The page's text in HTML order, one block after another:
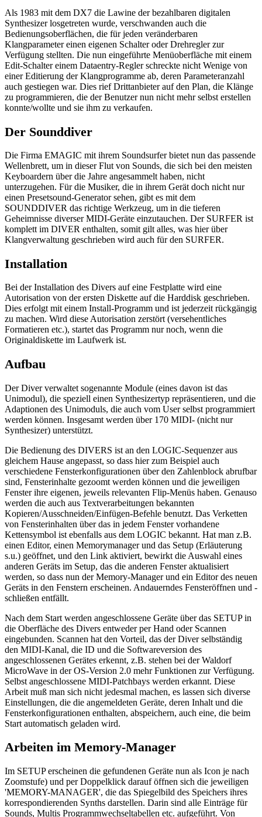
Als 1983 mit dem DX7 die Lawine der bezahlbaren digitalen
Synthesizer losgetreten wurde, verschwanden auch die
Bedienungsoberflächen, die für jeden veränderbaren
Klangparameter einen eigenen Schalter oder Drehregler zur
Verfügung stellten. Die nun eingeführte Menüoberfläche mit einem
Edit-Schalter einem Dataentry-Regler schreckte nicht Wenige von
einer Editierung der Klangprogramme ab, deren Parameteranzahl
auch gestiegen war. Dies rief Drittanbieter auf den Plan, die Klänge
zu programmieren, die der Benutzer nun nicht mehr selbst erstellen
konnte/wollte und sie ihm zu verkaufen.
Der Sounddiver
Die Firma EMAGIC mit ihrem Soundsurfer bietet nun das passende
Wellenbrett, um in dieser Flut von Sounds, die sich bei den meisten
Keyboardern über die Jahre angesammelt haben, nicht
unterzugehen. Für die Musiker, die in ihrem Gerät doch nicht nur
einen Presetsound-Generator sehen, gibt es mit dem
SOUNDDIVER das richtige Werkzeug, um in die tieferen
Geheimnisse diverser MIDI-Geräte einzutauchen. Der SURFER ist
komplett im DIVER enthalten, somit gilt alles, was hier über
Klangverwaltung geschrieben wird auch für den SURFER.
Installation
Bei der Installation des Divers auf eine Festplatte wird eine
Autorisation von der ersten Diskette auf die Harddisk geschrieben.
Dies erfolgt mit einem Install-Programm und ist jederzeit rückgängig
zu machen. Wird diese Autorisation zerstört (versehentliches
Formatieren etc.), startet das Programm nur noch, wenn die
Originaldiskette im Laufwerk ist.
Aufbau
Der Diver verwaltet sogenannte Module (eines davon ist das
Unimodul), die speziell einen Synthesizertyp repräsentieren, und die
Adaptionen des Unimoduls, die auch vom User selbst programmiert
werden können. Insgesamt werden über 170 MIDI- (nicht nur
Synthesizer) unterstützt.
Die Bedienung des DIVERS ist an den LOGIC-Sequenzer aus
gleichem Hause angepasst, so dass hier zum Beispiel auch
verschiedene Fensterkonfigurationen über den Zahlenblock abrufbar
sind, Fensterinhalte gezoomt werden können und die jeweiligen
Fenster ihre eigenen, jeweils relevanten Flip-Menüs haben. Genauso
werden die auch aus Textverarbeitungen bekannten
Kopieren/Ausschneiden/Einfügen-Befehle benutzt. Das Verketten
von Fensterinhalten über das in jedem Fenster vorhandene
Kettensymbol ist ebenfalls aus dem LOGIC bekannt. Hat man z.B.
einen Editor, einen Memorymanager und das Setup (Erläuterung
s.u.) geöffnet, und den Link aktiviert, bewirkt die Auswahl eines
anderen Geräts im Setup, das die anderen Fenster aktualisiert
werden, so dass nun der Memory-Manager und ein Editor des neuen
Geräts in den Fenstern erscheinen. Andauerndes Fensteröffnen und -
schließen entfällt.
Nach dem Start werden angeschlossene Geräte über das SETUP in
die Oberfläche des Divers entweder per Hand oder Scannen
eingebunden. Scannen hat den Vorteil, das der Diver selbständig
den MIDI-Kanal, die ID und die Softwareversion des
angeschlossenen Gerätes erkennt, z.B. stehen bei der Waldorf
MicroWave in der OS-Version 2.0 mehr Funktionen zur Verfügung.
Selbst angeschlossene MIDI-Patchbays werden erkannt. Diese
Arbeit muß man sich nicht jedesmal machen, es lassen sich diverse
Einstellungen, die die angemeldeten Geräte, deren Inhalt und die
Fensterkonfigurationen enthalten, abspeichern, auch eine, die beim
Start automatisch geladen wird.
Arbeiten im Memory-Manager
Im SETUP erscheinen die gefundenen Geräte nun als Icon je nach
Zoomstufe) und per Doppelklick darauf öffnen sich die jeweiligen
'MEMORY-MANAGER', die das Spiegelbild des Speichers ihres
korrespondierenden Synths darstellen. Darin sind alle Einträge für
Sounds, Multis Programmwechseltabellen etc. aufgeführt. Von